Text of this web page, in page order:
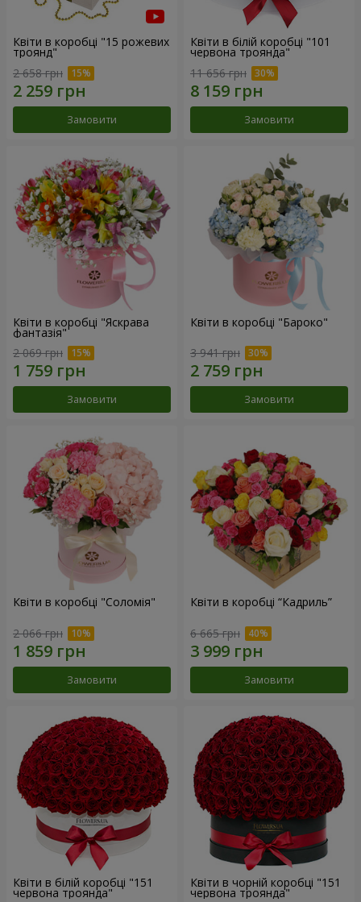
Квіти в коробці "15 рожевих
троянд"
2 658 грн
Замовити
Квіти в білій коробці "101
червона троянда"
11 656 грн
Замовити
Квіти в коробці "Яскрава
фантазія"
2 069 грн
Замовити
Квіти в коробці "Бароко"
3 941 грн
Замовити
Квіти в коробці "Соломія"
2 066 грн
Замовити
Квіти в коробці “Кадриль”
6 665 грн
Замовити
Квіти в білій коробці "151
червона троянда"
Квіти в чорній коробці "151
червона троянда"